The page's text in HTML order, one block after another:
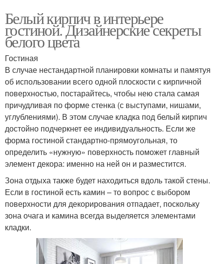
Белый кирпич в интерьере
гостиной. Дизайнерские секреты
белого цвета
Гостиная
В случае нестандартной планировки комнаты и памятуя
об использовании всего одной плоскости с кирпичной
поверхностью, постарайтесь, чтобы нею стала самая
причудливая по форме стенка (с выступами, нишами,
углублениями). В этом случае кладка под белый кирпич
достойно подчеркнет ее индивидуальность. Если же
форма гостиной стандартно-прямоугольная, то
определить «нужную» поверхность поможет главный
элемент декора: именно на ней он и разместится.
Зона отдыха также будет находиться вдоль такой стены.
Если в гостиной есть камин – то вопрос с выбором
поверхности для декорирования отпадает, поскольку
зона очага и камина всегда выделяется элементами
кладки.